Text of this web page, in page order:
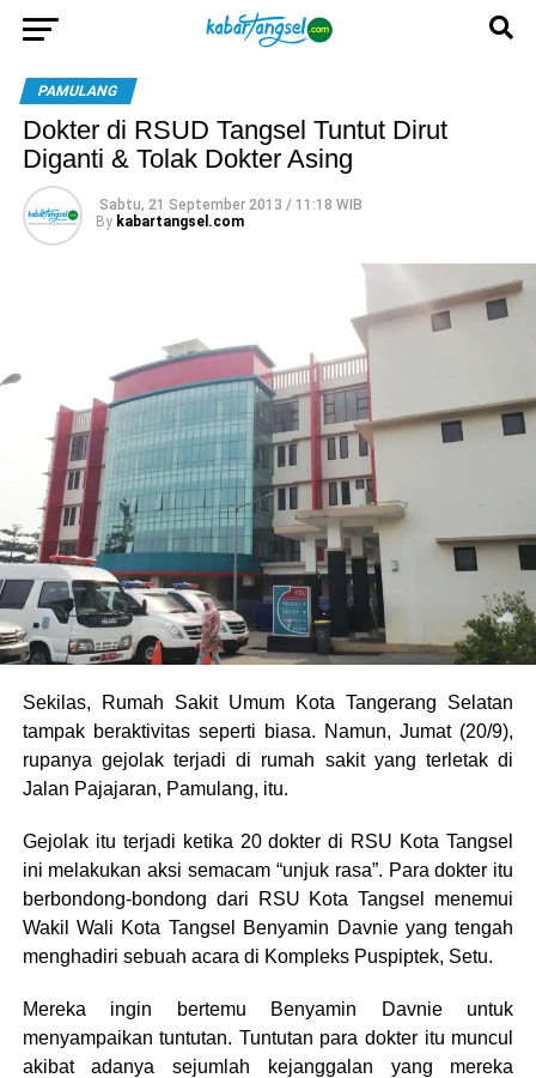
PAMULANG
Dokter di RSUD Tangsel Tuntut Dirut
Diganti & Tolak Dokter Asing
Sabtu, 21 September 2013 / 11:18 WIB
By kabartangsel.com
Sekilas, Rumah Sakit Umum Kota Tangerang Selatan
tampak beraktivitas seperti biasa. Namun, Jumat (20/9),
rupanya gejolak terjadi di rumah sakit yang terletak di
Jalan Pajajaran, Pamulang, itu.
Gejolak itu terjadi ketika 20 dokter di RSU Kota Tangsel
ini melakukan aksi semacam “unjuk rasa”. Para dokter itu
berbondong-bondong dari RSU Kota Tangsel menemui
Wakil Wali Kota Tangsel Benyamin Davnie yang tengah
menghadiri sebuah acara di Kompleks Puspiptek, Setu.
Mereka ingin bertemu Benyamin Davnie untuk
menyampaikan tuntutan. Tuntutan para dokter itu muncul
akibat adanya sejumlah kejanggalan yang mereka